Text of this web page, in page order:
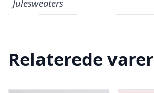
Julesweaters
Relaterede varer